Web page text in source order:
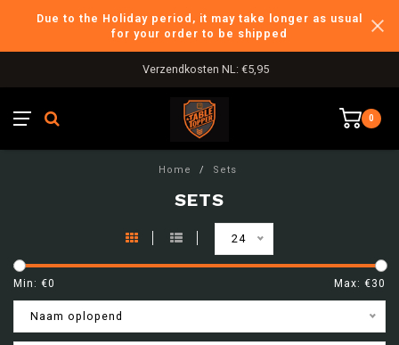
Due to the Holiday period, it may take longer as usual
for your order to be shipped
Verzendkosten NL: €5,95
0
Home / Sets
SETS
24
Min: €0 Max: €30
Naam oplopend